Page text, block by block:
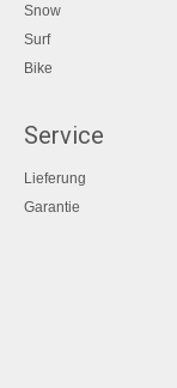
Snow
Surf
Bike
Service
Lieferung
Garantie